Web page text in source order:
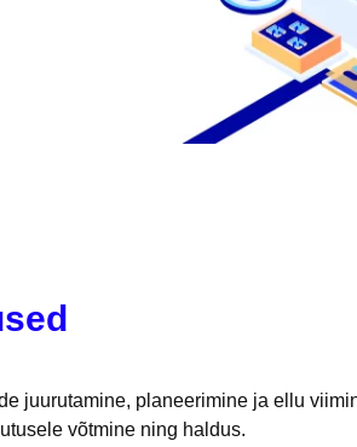
juurutamine, planeerimine ja ellu
võtmine ning haldus.